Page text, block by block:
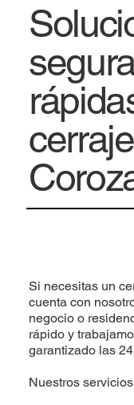
Si necesitas un
cuenta con
negocio o
rápido y
garantizado las
Nuestros